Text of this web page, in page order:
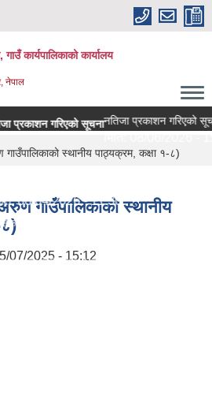
कार्यपालिकाको कार्यालय
नेपाल
प्रकाशन गरिएको सूचनानतिजा प्रकाशन गरिएको
08/04/2026 - 11:30
सरुवा सहमतिका लागि दरखास्त आह्वान - श्री
लिने सम्बन्धी सूचना ।
स्थानीय पाठ्यक्रम, कक्षा १-८)
गाउँपालिकाको स्थानीय
07/2025 - 15:12